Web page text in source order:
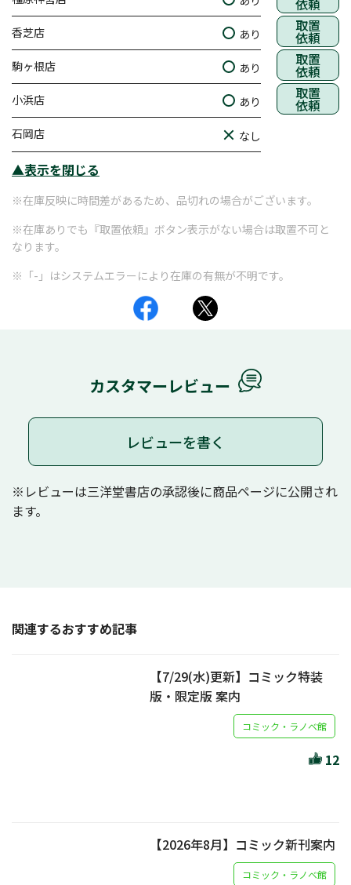
依頼
香芝店 あり 取置
依頼
駒ヶ根店 あり 取置
依頼
小浜店 あり 取置
依頼
石岡店 なし
▲表示を閉じる
※在庫反映に時間差があるため、品切れの場合がございます。
※在庫ありでも『取置依頼』ボタン表示がない場合は取置不可と
なります。
※「-」はシステムエラーにより在庫の有無が不明です。
カスタマーレビュー
レビューを書く
※レビューは三洋堂書店の承認後に商品ページに公開され
ます。
関連するおすすめ記事
【7/29(水)更新】コミック特装
版・限定版 案内
コミック・ラノベ館
12
【2026年8月】コミック新刊案内
コミック・ラノベ館